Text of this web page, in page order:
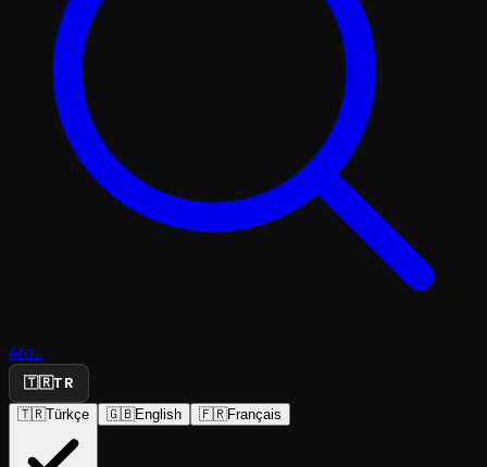
Ara...
🇹🇷TR
🇹🇷Türkçe 🇬🇧English 🇫🇷Français